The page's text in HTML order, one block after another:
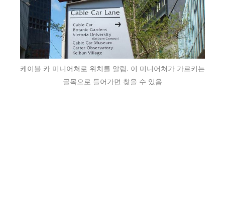
케이블 카 미니어쳐로 위치를 알림. 이 미니어쳐가 가르키는
골목으로 들어가면 찾을 수 있음